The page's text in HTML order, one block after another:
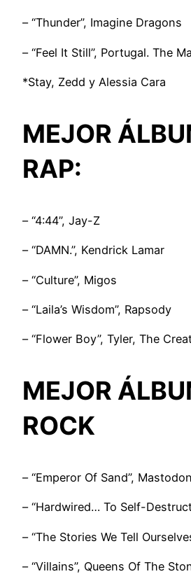
– “Thunder”, Imagine Dragons
– “Feel It Still”, Portugal. The
*Stay, Zedd y Alessia Cara
MEJOR
RAP:
– “4:44”, Jay-Z
– “DAMN.”, Kendrick Lamar
– “Culture”, Migos
– “Laila’s Wisdom”, Rapsody
– “Flower Boy”, Tyler, The
MEJOR
ROCK
– “Emperor Of Sand”, Mastodon
– “Hardwired… To Self-
– “The Stories We Tell
– “Villains”, Queens Of The